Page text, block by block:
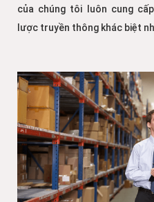
của chúng tôi luôn cung
lược truyền thông khác biệt